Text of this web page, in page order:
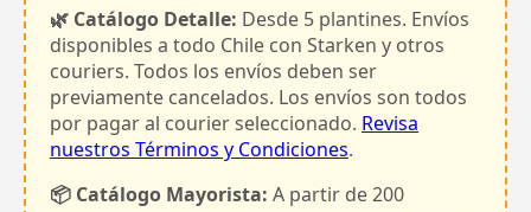
🌿 Catálogo Detalle: Desde 5 plantines. Envíos
disponibles a todo Chile con Starken y otros
couriers. Todos los envíos deben ser
previamente cancelados. Los envíos son todos
por pagar al courier seleccionado. Revisa
nuestros Términos y Condiciones.
📦 Catálogo Mayorista: A partir de 200